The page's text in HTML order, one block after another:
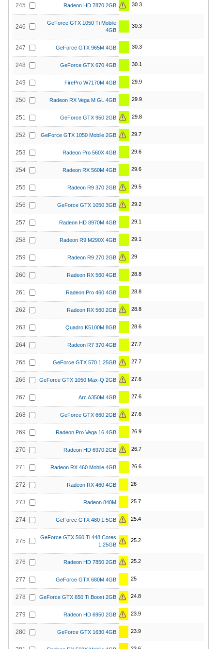
245 Radeon HD 7870 2GB 30.3
246
GeForce GTX 1050 Ti Mobile
4GB
30.3
247 GeForce GTX 965M 4GB 30.3
248 GeForce GTX 670 4GB 30.1
249 FirePro W7170M 4GB 29.9
250 Radeon RX Vega M GL 4GB 29.9
251 GeForce GTX 950 2GB 29.8
252 GeForce GTX 1050 Mobile 2GB 29.7
253 Radeon Pro 560X 4GB 29.6
254 Radeon RX 560M 4GB 29.6
255 Radeon R9 370 2GB 29.5
256 GeForce GTX 1050 3GB 29.2
257 Radeon HD 8970M 4GB 29.1
258 Radeon R9 M290X 4GB 29.1
259 Radeon R9 270 2GB 29
260 Radeon RX 560 4GB 28.8
261 Radeon Pro 460 4GB 28.8
262 Radeon RX 560 2GB 28.8
263 Quadro K5100M 8GB 28.6
264 Radeon R7 370 4GB 27.7
265 GeForce GTX 570 1.25GB 27.7
266 GeForce GTX 1050 Max-Q 2GB 27.6
267 Arc A350M 4GB 27.6
268 GeForce GTX 660 2GB 27.6
269 Radeon Pro Vega 16 4GB 26.9
270 Radeon HD 6970 2GB 26.7
271 Radeon RX 460 Mobile 4GB 26.6
272 Radeon RX 460 4GB 26
273 Radeon 840M 25.7
274 GeForce GTX 480 1.5GB 25.4
275
GeForce GTX 560 Ti 448 Cores
1.25GB
25.2
276 Radeon HD 7850 2GB 25.2
277 GeForce GTX 680M 4GB 25
278 GeForce GTX 650 Ti Boost 2GB 24.8
279 Radeon HD 6950 2GB 23.9
280 GeForce GTX 1630 4GB 23.9